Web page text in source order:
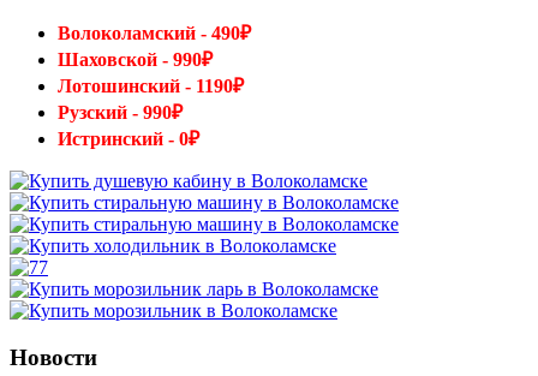
Волоколамский - 490₽
Шаховской - 990₽
Лотошинский - 1190₽
Рузский - 990₽
Истринский - 0₽
Новости